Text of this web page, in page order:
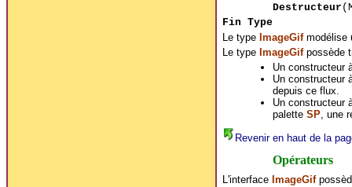
Destructeur
Fin Type
Le type ImageGifmodélise
Le type ImageGifpossède
Un constructeur
Un constructeur
depuis ce flux.
Un constructeur
palette SP, une
Revenir en haut de la
Opérateurs
L'interface ImageGif